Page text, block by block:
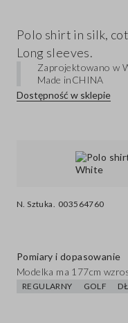
N. Sztuka. 003564760
Polo shirt in silk,
Long sleeves.
Zaprojektowano w
Made inCHINA
Dostępność w sklepie
Pomiary i dopasowanie
Modelka ma 177cm
REGULARNY GOLF